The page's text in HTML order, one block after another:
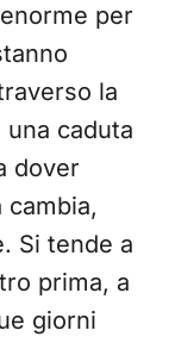
per
la
una caduta
dover
cambia,
Si tende a
prima, a
giorni